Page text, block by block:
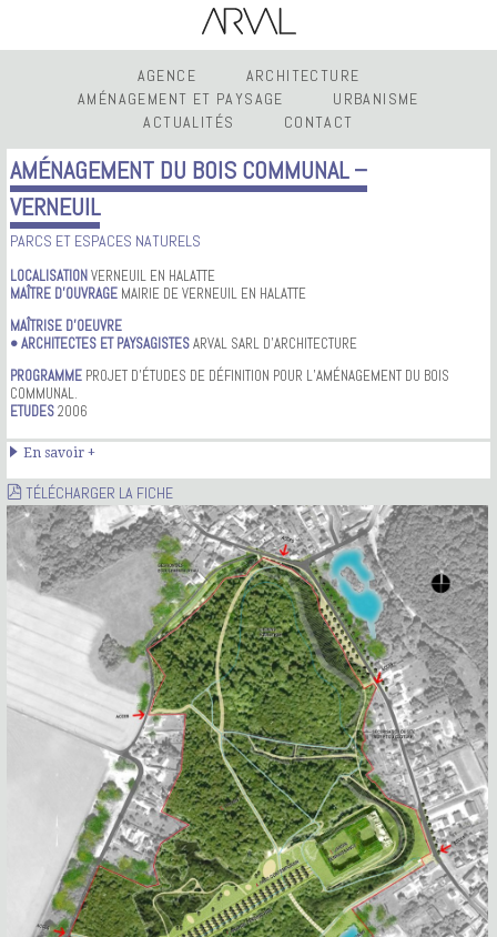
AGENCE
ARCHITECTURE
AMÉNAGEMENT ET PAYSAGE
URBANISME
ACTUALITÉS
CONTACT
AMÉNAGEMENT DU BOIS COMMUNAL –
VERNEUIL
PARCS ET ESPACES NATURELS
LOCALISATIONVERNEUIL EN HALATTE
MAÎTRE D’OUVRAGE MAIRIE DE VERNEUIL EN HALATTE
MAÎTRISE D’OEUVRE
• ARCHITECTES ET PAYSAGISTESARVAL SARL D’ARCHITECTURE
PROGRAMME PROJET D’ÉTUDES DE DÉFINITION POUR L’AMÉNAGEMENT DU BOIS
COMMUNAL.
ETUDES2006
En savoir +
TÉLÉCHARGER LA FICHE